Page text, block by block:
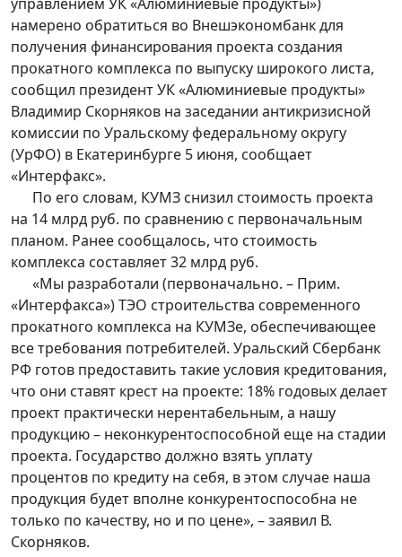
намерено обратиться во Внешэкономбанк для
получения финансирования проекта создания
прокатного комплекса по выпуску широкого листа,
сообщил президент УК «Алюминиевые продукты»
Владимир Скорняков на заседании антикризисной
комиссии по Уральскому федеральному округу
(УрФО) в Екатеринбурге 5 июня, сообщает
«Интерфакс».
По его словам, КУМЗ снизил стоимость проекта
на 14 млрд руб. по сравнению с первоначальным
планом. Ранее сообщалось, что стоимость
комплекса составляет 32 млрд руб.
«Мы разработали (первоначально. – Прим.
«Интерфакса») ТЭО строительства современного
прокатного комплекса на КУМЗе, обеспечивающее
все требования потребителей. Уральский Сбербанк
РФ готов предоставить такие условия кредитования,
что они ставят крест на проекте: 18% годовых делает
проект практически нерентабельным, а нашу
продукцию – неконкурентоспособной еще на стадии
проекта. Государство должно взять уплату
процентов по кредиту на себя, в этом случае наша
продукция будет вполне конкурентоспособна не
только по качеству, но и по цене», – заявил В.
Скорняков.